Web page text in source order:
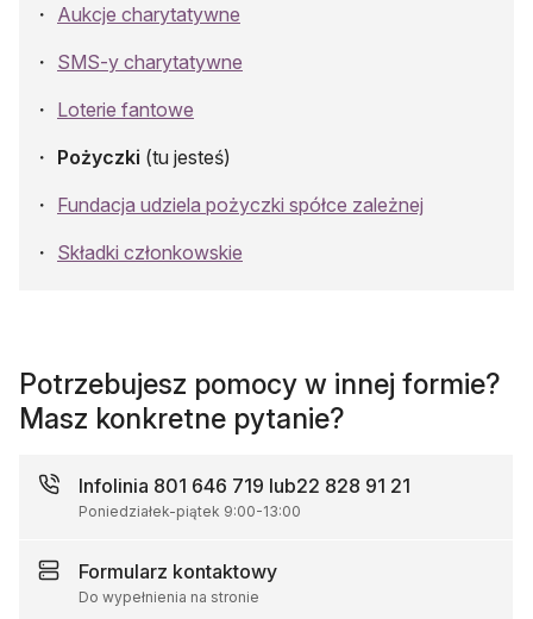
Aukcje charytatywne
SMS-y charytatywne
Loterie fantowe
Pożyczki (tu jesteś)
Fundacja udziela pożyczki spółce zależnej
Składki członkowskie
Potrzebujesz pomocy w innej formie?
Masz konkretne pytanie?
Infolinia 801 646 719 lub22 828 91 21
Poniedziałek-piątek 9:00-13:00
Formularz kontaktowy
Do wypełnienia na stronie